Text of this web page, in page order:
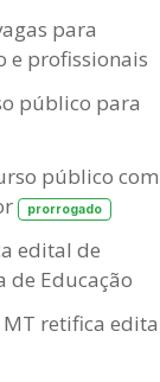
para
e profissionais
público para
público com
prorrogado
edital de
de Educação
MT retifica